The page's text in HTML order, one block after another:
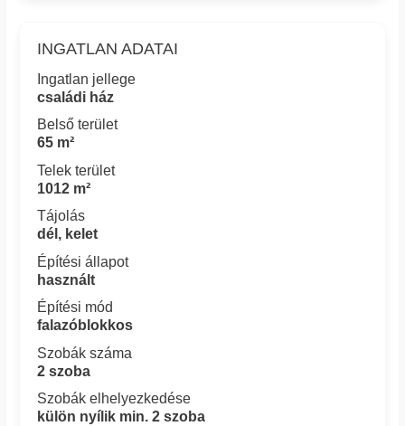
INGATLAN ADATAI
Ingatlan jellege
családi ház
Belső terület
65 m²
Telek terület
1012 m²
Tájolás
dél, kelet
Építési állapot
használt
Építési mód
falazóblokkos
Szobák száma
2 szoba
Szobák elhelyezkedése
külön nyílik min. 2 szoba